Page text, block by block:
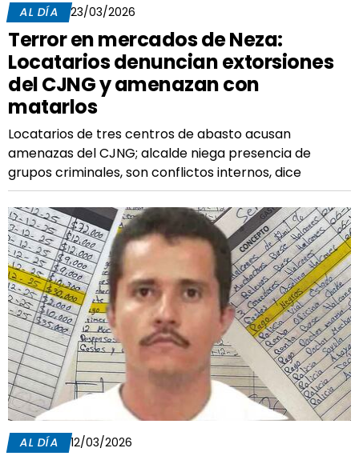
AL DÍA 23/03/2026
Terror en mercados de Neza:
Locatarios denuncian extorsiones
del CJNG y amenazan con
matarlos
Locatarios de tres centros de abasto acusan
amenazas del CJNG; alcalde niega presencia de
grupos criminales, son conflictos internos, dice
AL DÍA 12/03/2026